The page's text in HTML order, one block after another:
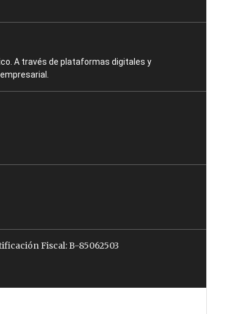
A través de plataformas digitales y
Fiscal: B-85062503